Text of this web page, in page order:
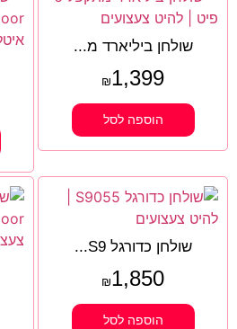
שולחן ביליארד מ...
₪1,399
הוספה לסל
שולחן כדורגל S9...
₪1,850
הוספה לסל